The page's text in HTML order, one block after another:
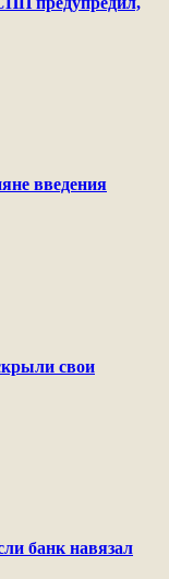
введения
свои
банк навязал